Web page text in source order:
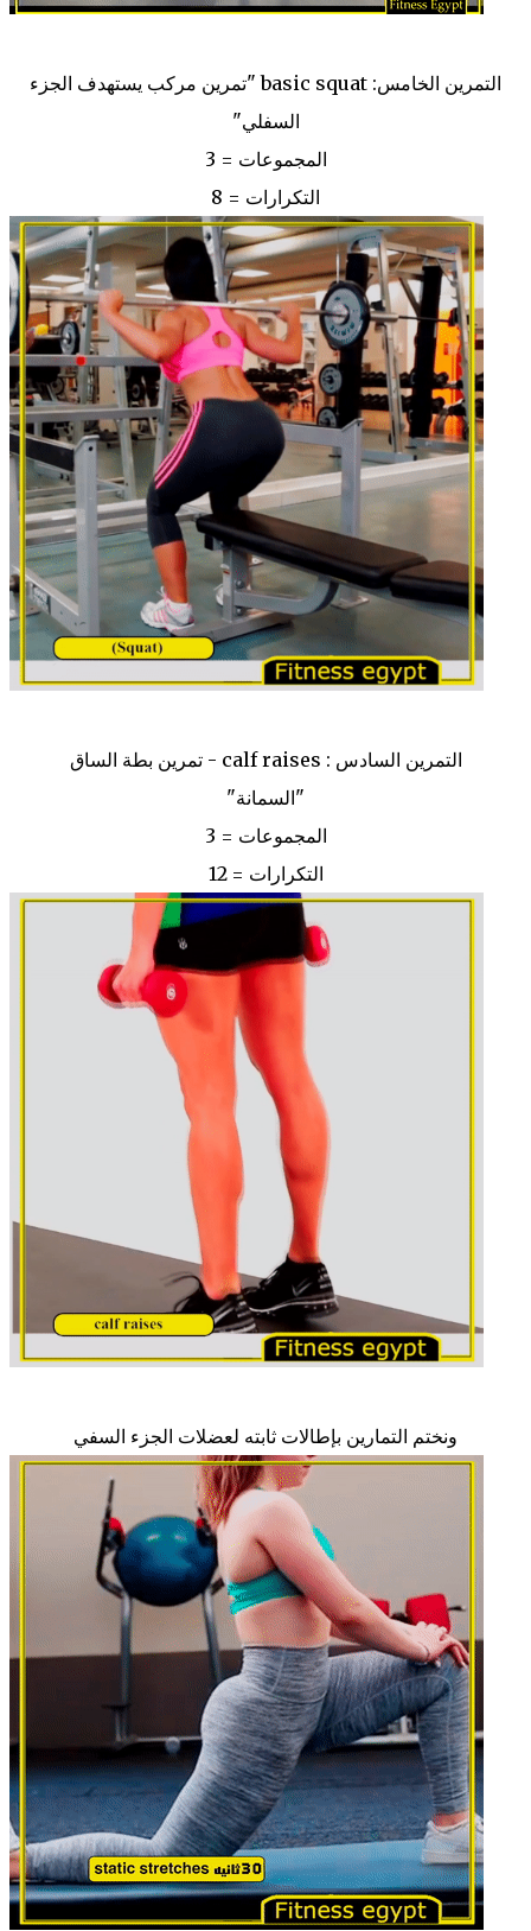
التمرين الخامس: basic squat "تمرين مركب يستهدف الجزء
السفلي"
المجموعات = 3
التكرارات = 8
التمرين السادس : calf raises - تمرين بطة الساق
"السمانة"
المجموعات = 3
التكرارات = 12
ونختم التمارين بإطالات ثابته لعضلات الجزء السفي